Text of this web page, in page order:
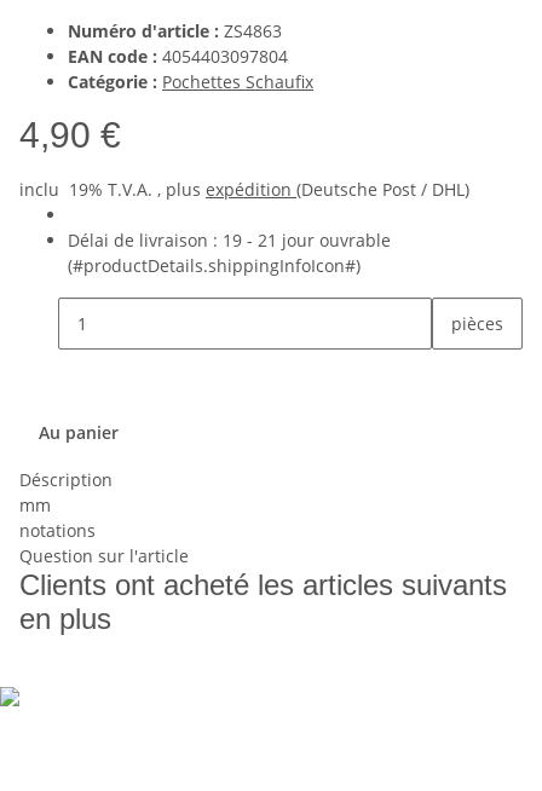
Numéro d'article : ZS4863
EAN code : 4054403097804
Catégorie : Pochettes Schaufix
4,90 €
inclu 19% T.V.A. , plus expédition (Deutsche Post / DHL)
Délai de livraison : 19 - 21 jour ouvrable
(#productDetails.shippingInfoIcon#)
pièces
Au panier
Déscription
mm
notations
Question sur l'article
Clients ont acheté les articles suivants
en plus